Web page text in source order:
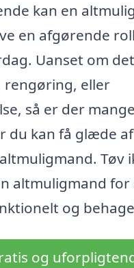
kan en
en afgørende
Uanset om
rengøring, eller
så er der mange
du kan få glæde
Tøv
altmuligmand for
og
og